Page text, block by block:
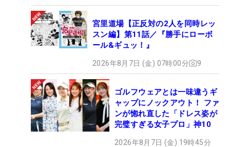
宮里道場【正反対の2人を同時レッ
スン編】第11話／『勝手にローボ
ール&ギュッ！』
2026年8月7日 (金) 07時00分 9
ゴルフウェアとは一味違うギ
ャップにノックアウト！ ファ
ンが惚れ直した「ドレス姿が
完璧すぎる女子プロ」神10
2026年8月7日 (金) 19時45分